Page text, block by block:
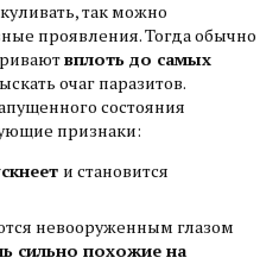
так можно
проявления. Тогда обычно
вплоть до самых
очаг паразитов.
состояния
признаки:
и становится
невооруженным глазом
сильно похожие на